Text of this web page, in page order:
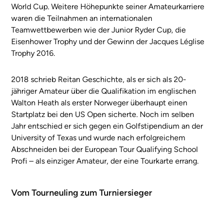
World Cup. Weitere Höhepunkte seiner Amateurkarriere
waren die Teilnahmen an internationalen
Teamwettbewerben wie der Junior Ryder Cup, die
Eisenhower Trophy und der Gewinn der Jacques Léglise
Trophy 2016.
2018 schrieb Reitan Geschichte, als er sich als 20-
jähriger Amateur über die Qualifikation im englischen
Walton Heath als erster Norweger überhaupt einen
Startplatz bei den US Open sicherte. Noch im selben
Jahr entschied er sich gegen ein Golfstipendium an der
University of Texas und wurde nach erfolgreichem
Abschneiden bei der European Tour Qualifying School
Profi – als einziger Amateur, der eine Tourkarte errang.
Vom Tourneuling zum Turniersieger